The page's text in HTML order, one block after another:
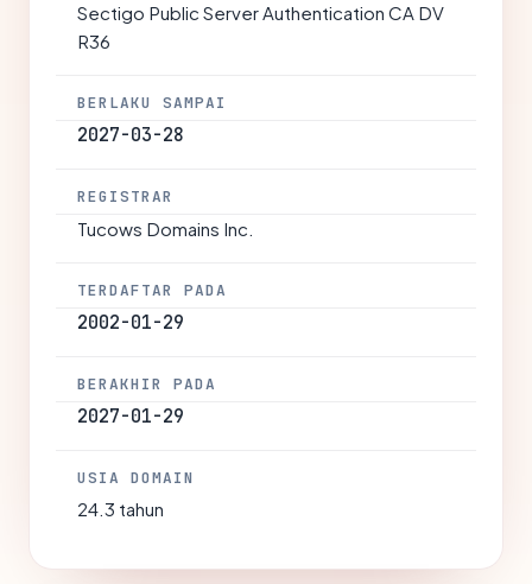
Sectigo Public Server Authentication CA DV
R36
BERLAKU SAMPAI
2027-03-28
REGISTRAR
Tucows Domains Inc.
TERDAFTAR PADA
2002-01-29
BERAKHIR PADA
2027-01-29
USIA DOMAIN
24.3 tahun